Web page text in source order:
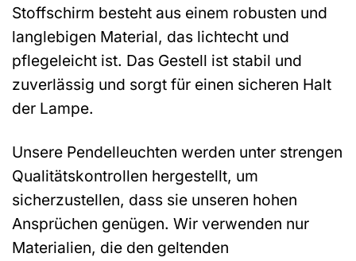
Stoffschirm besteht aus einem robusten und
langlebigen Material, das lichtecht und
pflegeleicht ist. Das Gestell ist stabil und
zuverlässig und sorgt für einen sicheren Halt
der Lampe.
Unsere Pendelleuchten werden unter strengen
Qualitätskontrollen hergestellt, um
sicherzustellen, dass sie unseren hohen
Ansprüchen genügen. Wir verwenden nur
Materialien, die den geltenden